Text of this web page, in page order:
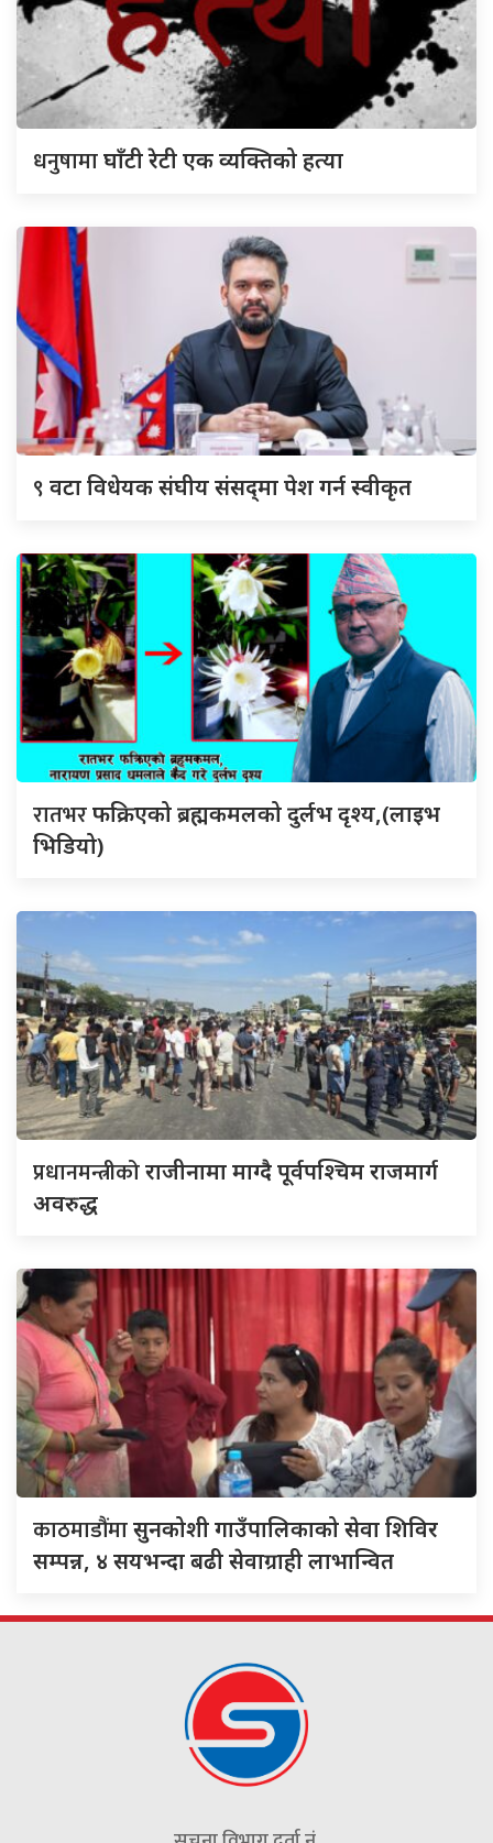
धनुषामाघाँटी रेटी एक व्यक्तिको हत्या
९ वटा विधेयक संघीय संसद्‌मा पेश गर्न स्वीकृत
रातभरफक्रिएको ब्रह्मकमलको दुर्लभ दृश्य,(लाइभ
भिडियो)
प्रधानमन्त्रीकोराजीनामा माग्दै पूर्वपश्चिम राजमार्ग
अवरुद्ध
काठमाडौंमासुनकोशी गाउँपालिकाको सेवा शिविर
सम्पन्न, ४ सयभन्दा बढी सेवाग्राही लाभान्वित